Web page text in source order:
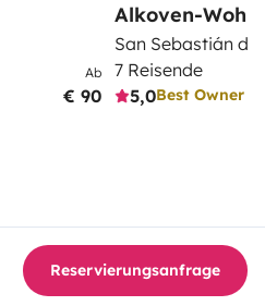
Ab
€ 90
Alkoven-
San Sebastián de
7 Reisende
5,0Best Owner
Reservierungsanfrage